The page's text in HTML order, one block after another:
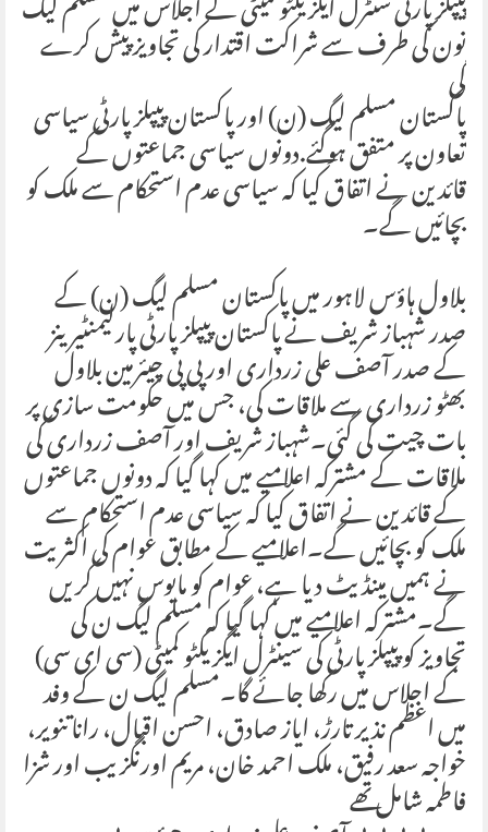
نون کی طرف سے شراکت اقتدار کی تجاویز پیش کرے
گی
پاکستان مسلم لیگ (ن) اور پاکستان پیپلز پارٹی سیاسی
تعاون پر متفق ہوگئے.دونوں سیاسی جماعتوں کے
قائدین نے اتفاق کیا کہ سیاسی عدم استحکام سے ملک کو
بچائیں گے۔
بلاول ہاؤس لاہور میں پاکستان مسلم لیگ (ن) کے
صدر شہباز شریف نے پاکستان پیپلز پارٹی پارلیمنٹیرینز
کے صدر آصف علی زرداری اور پی پی چیئرمین بلاول
بھٹو زرداری سے ملاقات کی، جس میں حکومت سازی پر
بات چیت کی گئی۔شہباز شریف اور آصف زرداری کی
ملاقات کے مشترکہ اعلامیے میں کہا گیا کہ دونوں جماعتوں
کے قائدین نے اتفاق کیا کہ سیاسی عدم استحکام سے
ملک کو بچائیں گے۔اعلامیے کے مطابق عوام کی اکثریت
نے ہمیں مینڈیٹ دیا ہے، عوام کو مایوس نہیں کریں
گے۔مشترکہ اعلامیے میں کہا گیا کہ مسلم لیگ ن کی
تجاویز کو پیپلز پارٹی کی سینٹرل ایگزیکٹو کمیٹی (سی ای سی)
کے اجلاس میں رکھا جائے گا۔مسلم لیگ ن کے وفد
میں اعظم نذیر تارڑ، ایاز صادق، احسن اقبال، رانا تنویر،
خواجہ سعد رفیق، ملک احمد خان، مریم اورنگزیب اور شزا
فاطمہ شامل تھے